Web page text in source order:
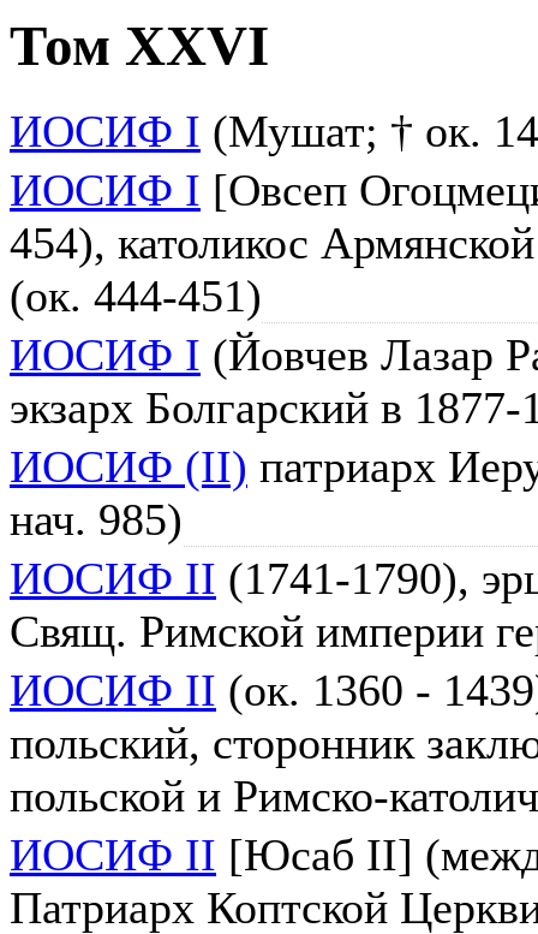
Том XXVI
ИОСИФ I (Мушат; † ок.
ИОСИФ I [Овсеп
454), католикос
(ок. 444-451)
ИОСИФ I (Йовчев Лазар
экзарх Болгарский в 1877-
ИОСИФ (II) патриарх
нач. 985)
ИОСИФ II (1741-1790),
Свящ. Римской империи
ИОСИФ II (ок. 1360 -
польский, сторонник
польской и Римско-
ИОСИФ II [Юсаб II]
Патриарх Коптской